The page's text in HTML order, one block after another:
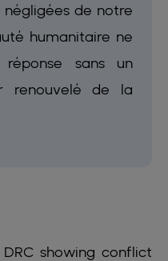
de notre
humanitaire ne
sans un
renouvelé de la
showing conflict